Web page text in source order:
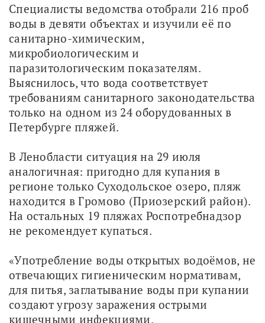
Специалисты ведомства отобрали 216 проб
воды в девяти объектах и изучили её по
санитарно-химическим,
микробиологическим и
паразитологическим показателям.
Выяснилось, что вода соответствует
требованиям санитарного законодательства
только на одном из 24 оборудованных в
Петербурге пляжей.
В Ленобласти ситуация на 29 июля
аналогичная: пригодно для купания в
регионе только Суходольское озеро, пляж
находится в Громово (Приозерский район).
На остальных 19 пляжах Роспотребнадзор
не рекомендует купаться.
«Употребление воды открытых водоёмов, не
отвечающих гигиеническим нормативам,
для питья, заглатывание воды при купании
создают угрозу заражения острыми
кишечными инфекциями,